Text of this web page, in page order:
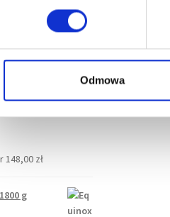
Odmowa
- biotyna
cynk i dl-
30 dni:
148,00 zł
g